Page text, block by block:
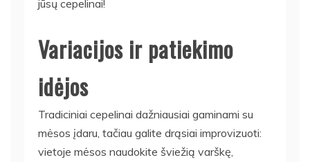
jūsų cepelinai!
Variacijos ir patiekimo
idėjos
Tradiciniai cepelinai dažniausiai gaminami su
mėsos įdaru, tačiau galite drąsiai improvizuoti:
vietoje mėsos naudokite šviežią varškę,